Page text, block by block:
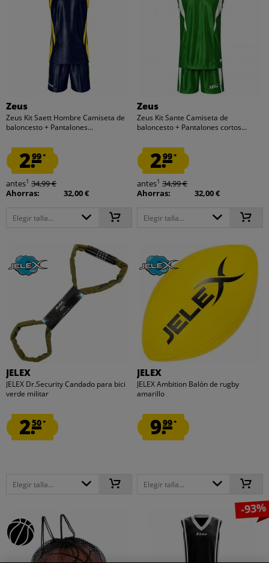
Zeus
Zeus Kit Saett Hombre Camiseta de
baloncesto + Pantalones...
2.99*
antes1 34,99 €
Ahorras:
32,00 €
Elegir talla...
Zeus
Zeus Kit Sante Camiseta de
baloncesto + Pantalones cortos...
2.99*
antes1 34,99 €
Ahorras:
32,00 €
Elegir talla...
JELEX
JELEX Dr.Security Candado para bici
verde militar
2.50*
Elegir talla...
JELEX
JELEX Ambition Balón de rugby
amarillo
9.99*
Elegir talla...
-93%